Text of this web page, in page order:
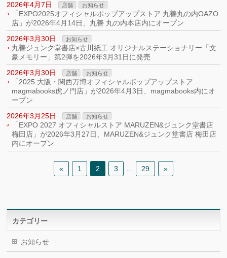
2026年4月7日
店舗 お知らせ
「EXPO2025オフィシャルポップアップストア 丸善丸の内OAZO
店」が2026年4月14日、丸善 丸の内本店内にオープン
2026年3月30日
お知らせ
丸善ジュンク堂書店×古川紙工 オリジナルステーショナリー「文
豪メモリー」第2弾を2026年3月31日に発売
2026年3月30日
店舗 お知らせ
「2025 大阪・関西万博オフィシャルポップアップストア
magmabooks虎ノ門店」が2026年4月3日、magmabooks内にオ
ープン
2026年3月25日
店舗 お知らせ
「EXPO 2027 オフィシャルストア MARUZEN&ジュンク堂書店
梅田店」が2026年3月27日、MARUZEN&ジュンク堂書店 梅田店
内にオープン
« 1 2 3 29 »
カテゴリー
お知らせ